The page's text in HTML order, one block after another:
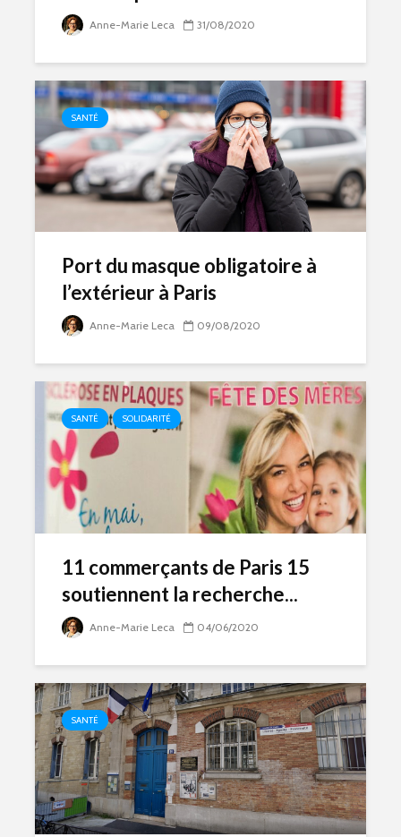
Anne-Marie Leca 31/08/2020
SANTÉ
Port du masque obligatoire à
l’extérieur à Paris
Anne-Marie Leca 09/08/2020
SANTÉ SOLIDARITÉ
11 commerçants de Paris 15
soutiennent la recherche...
Anne-Marie Leca 04/06/2020
SANTÉ